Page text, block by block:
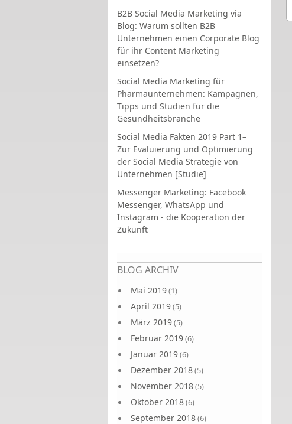
B2B Social Media Marketing via
Blog: Warum sollten B2B
Unternehmen einen Corporate Blog
für ihr Content Marketing
einsetzen?
Social Media Marketing für
Pharmaunternehmen: Kampagnen,
Tipps und Studien für die
Gesundheitsbranche
Social Media Fakten 2019 Part 1–
Zur Evaluierung und Optimierung
der Social Media Strategie von
Unternehmen [Studie]
Messenger Marketing: Facebook
Messenger, WhatsApp und
Instagram - die Kooperation der
Zukunft
BLOG ARCHIV
Mai 2019(1)
April 2019(5)
März 2019(5)
Februar 2019(6)
Januar 2019(6)
Dezember 2018(5)
November 2018(5)
Oktober 2018(6)
September 2018(6)
Seiten